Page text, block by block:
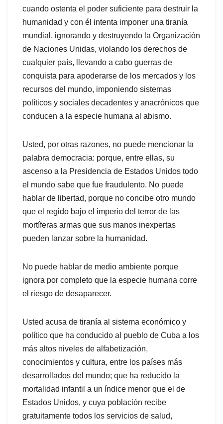
cuando ostenta el poder suficiente para destruir la
humanidad y con él intenta imponer una tiranía
mundial, ignorando y destruyendo la Organización
de Naciones Unidas, violando los derechos de
cualquier país, llevando a cabo guerras de
conquista para apoderarse de los mercados y los
recursos del mundo, imponiendo sistemas
políticos y sociales decadentes y anacrónicos que
conducen a la especie humana al abismo.
Usted, por otras razones, no puede mencionar la
palabra democracia: porque, entre ellas, su
ascenso a la Presidencia de Estados Unidos todo
el mundo sabe que fue fraudulento. No puede
hablar de libertad, porque no concibe otro mundo
que el regido bajo el imperio del terror de las
mortíferas armas que sus manos inexpertas
pueden lanzar sobre la humanidad.
No puede hablar de medio ambiente porque
ignora por completo que la especie humana corre
el riesgo de desaparecer.
Usted acusa de tiranía al sistema económico y
político que ha conducido al pueblo de Cuba a los
más altos niveles de alfabetización,
conocimientos y cultura, entre los países más
desarrollados del mundo; que ha reducido la
mortalidad infantil a un índice menor que el de
Estados Unidos, y cuya población recibe
gratuitamente todos los servicios de salud,